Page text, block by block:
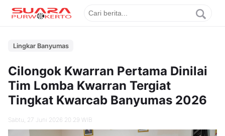
Lingkar Banyumas
Cilongok Kwarran Pertama Dinilai
Tim Lomba Kwarran Tergiat
Tingkat Kwarcab Banyumas 2026
Sabtu, 27 Juni 2026 20.29 WIB